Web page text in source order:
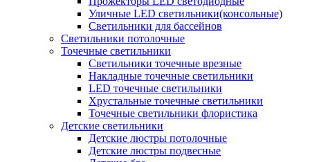
Уличные LED светильники(консольные)
Светильники для бассейнов
Светильники потолочные
Точечные светильники
Светильники точечные врезные
Накладные точечные светильники
LED точечные светильники
Хрустальные точечные светильники
Точечные светильники флористика
Детские светильники
Детские люстры потолочные
Детские люстры подвесные